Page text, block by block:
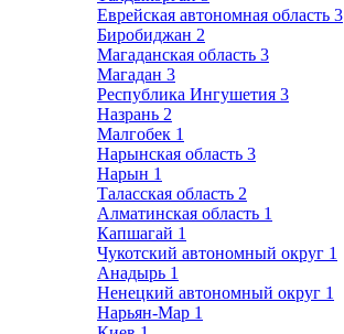
Еврейская автономная область 3
Биробиджан 2
Магаданская область 3
Магадан 3
Республика Ингушетия 3
Назрань 2
Малгобек 1
Нарынская область 3
Нарын 1
Таласская область 2
Алматинская область 1
Капшагай 1
Чукотский автономный округ 1
Анадырь 1
Ненецкий автономный округ 1
Нарьян-Мар 1